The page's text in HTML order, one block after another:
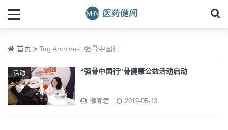
首页 > Tag Archives: 强骨中国行
活动 “强骨中国行”骨健康公益活动启动
健闻君 2019-05-13